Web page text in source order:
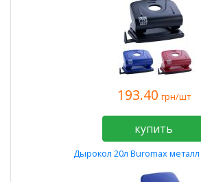
193.40 грн/шт
купить
Дырокол 20л Buromax металл